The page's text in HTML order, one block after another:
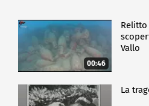
00:46
Vallo
La